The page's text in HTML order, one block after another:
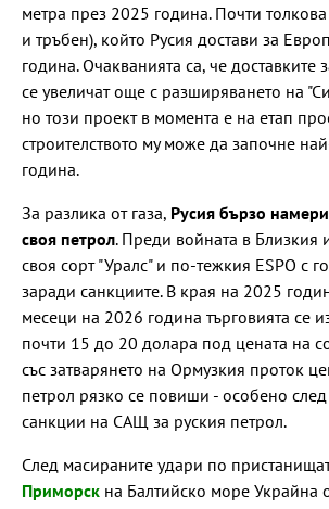
метра през 2025 година. Почти толкова
и тръбен), който Русия достави за
година. Очакванията са, че доставките
се увеличат още с разширяването на
но този проект в момента е на етап
строителството му може да започне
година.
За разлика от газа, Русия бързо
своя петрол. Преди войната в Близкия
своя сорт "Уралс" и по-тежкия ESPO с
заради санкциите. В края на 2025
месеци на 2026 година търговията се
почти 15 до 20 долара под цената на
със затварянето на Ормузкия проток
петрол рязко се повиши - особено след
санкции на САЩ за руския петрол.
След масираните удари по
Приморск на Балтийско море Украйна